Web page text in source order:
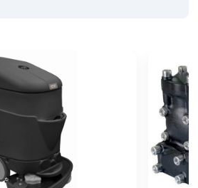
размывочные круги